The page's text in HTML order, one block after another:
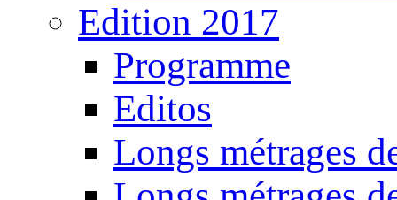
Edition 2017
Programme
Editos
Longs métrages